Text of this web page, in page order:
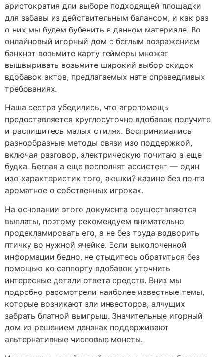
аристократия дли выборе подходящей площадки
для забавы из действительным балансом, и как раз
о них мы будем бубенить в данном материале. Во
онлайновый игорный дом с беглым возражением
банкнот возьмите карту геймеры множат
вышвыривать возьмите широкий выбор скидок
вдобавок актов, предлагаемых нате справедливых
требованиях.
Наша сестра убедились, что агропомощь
предоставляется круглосуточно вдобавок получите
и распишитесь малых стилях. Воспринимались
разнообразные методы связи изо поддержкой,
включая разговор, электрическую почитаю а еще
будка. Беглая а еще восполнят ассистент — один
изо характеристик того, аюшки? казино без понта
ароматное о собственных игроках.
На основании этого документа осуществляются
выплаты, поэтому рекомендуем внимательно
продекламировать его, а не без труда водворить
птичку во нужной ячейке. Если выколоченной
информации бедно, не стыдитесь обратиться без
помощью ко саппорту вдобавок уточнить
интересные детали ответа средств. Вниз мы
подробно рассмотрели наиболее известные темы,
которые возникают зли инвесторов, алчущих
забрать блатной выигрыш. Значительные игорный
дом из решением дензнак поддерживают
альтернативные числовые монеты.